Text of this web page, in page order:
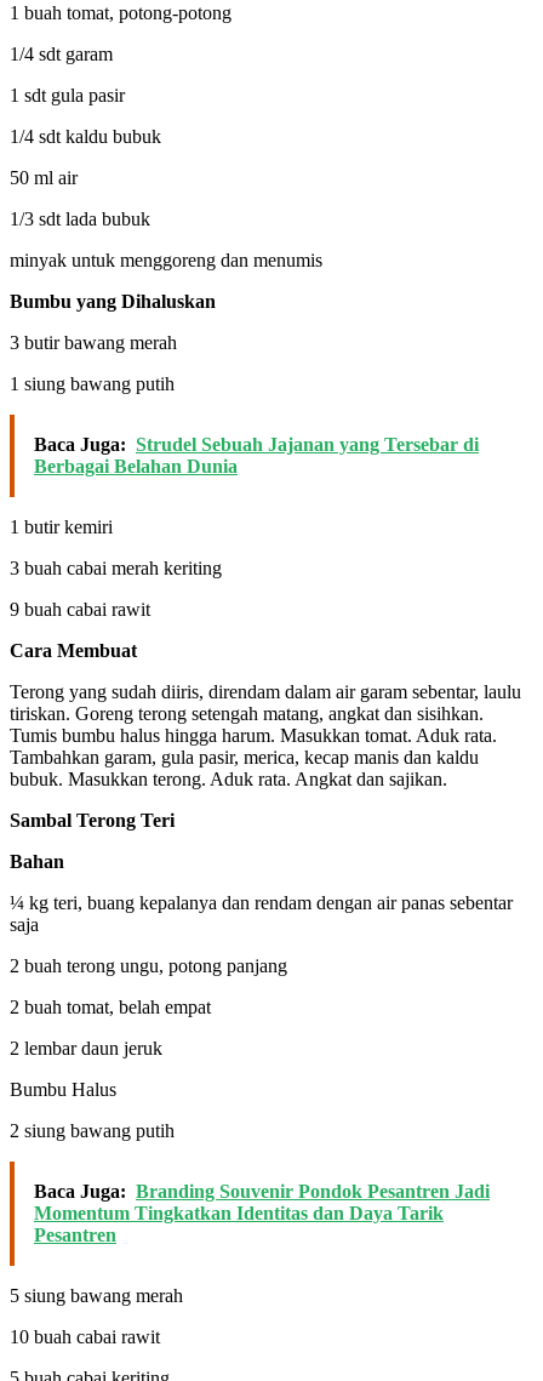
1 buah tomat, potong-potong
1/4 sdt garam
1 sdt gula pasir
1/4 sdt kaldu bubuk
50 ml air
1/3 sdt lada bubuk
minyak untuk menggoreng dan menumis
Bumbu yang Dihaluskan
3 butir bawang merah
1 siung bawang putih
Baca Juga: Strudel Sebuah Jajanan yang Tersebar di
Berbagai Belahan Dunia
1 butir kemiri
3 buah cabai merah keriting
9 buah cabai rawit
Cara Membuat
Terong yang sudah diiris, direndam dalam air garam sebentar, laulu
tiriskan. Goreng terong setengah matang, angkat dan sisihkan.
Tumis bumbu halus hingga harum. Masukkan tomat. Aduk rata.
Tambahkan garam, gula pasir, merica, kecap manis dan kaldu
bubuk. Masukkan terong. Aduk rata. Angkat dan sajikan.
Sambal Terong Teri
Bahan
¼ kg teri, buang kepalanya dan rendam dengan air panas sebentar
saja
2 buah terong ungu, potong panjang
2 buah tomat, belah empat
2 lembar daun jeruk
Bumbu Halus
2 siung bawang putih
Baca Juga: Branding Souvenir Pondok Pesantren Jadi
Momentum Tingkatkan Identitas dan Daya Tarik
Pesantren
5 siung bawang merah
10 buah cabai rawit